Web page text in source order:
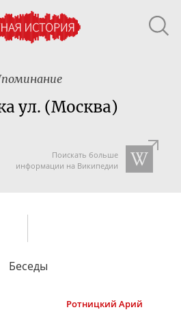
ул. (Москва)
Поискать больше
информации на Википедии
Беседы
Ротницкий Арий